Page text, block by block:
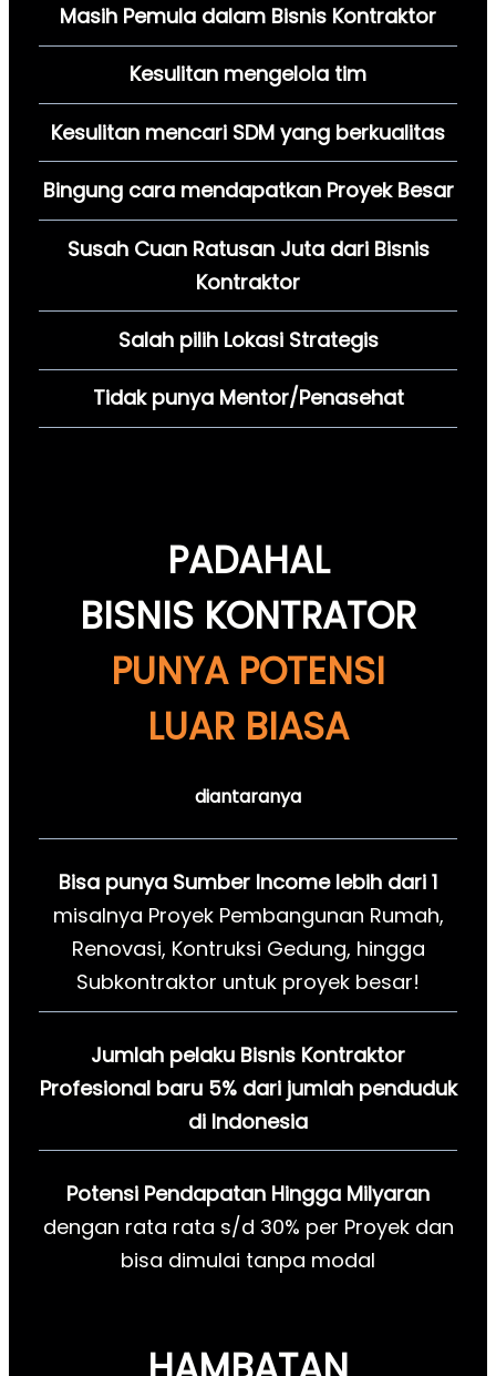
Masih Pemula dalam Bisnis Kontraktor
Kesulitan mengelola tim
Kesulitan mencari SDM yang berkualitas
Bingung cara mendapatkan Proyek Besar
Susah Cuan Ratusan Juta dari Bisnis
Kontraktor
Salah pilih Lokasi Strategis
Tidak punya Mentor/Penasehat
PADAHAL
BISNIS KONTRATOR
PUNYA POTENSI
LUAR BIASA
diantaranya
Bisa punya Sumber Income lebih dari 1
misalnya Proyek Pembangunan Rumah,
Renovasi, Kontruksi Gedung, hingga
Subkontraktor untuk proyek besar!
Jumlah pelaku Bisnis Kontraktor
Profesional baru 5% dari jumlah penduduk
di Indonesia
Potensi Pendapatan Hingga Milyaran
dengan rata rata s/d 30% per Proyek dan
bisa dimulai tanpa modal